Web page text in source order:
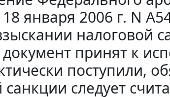
18 января 2006 г. N
налоговой
принят к
поступили,
следует